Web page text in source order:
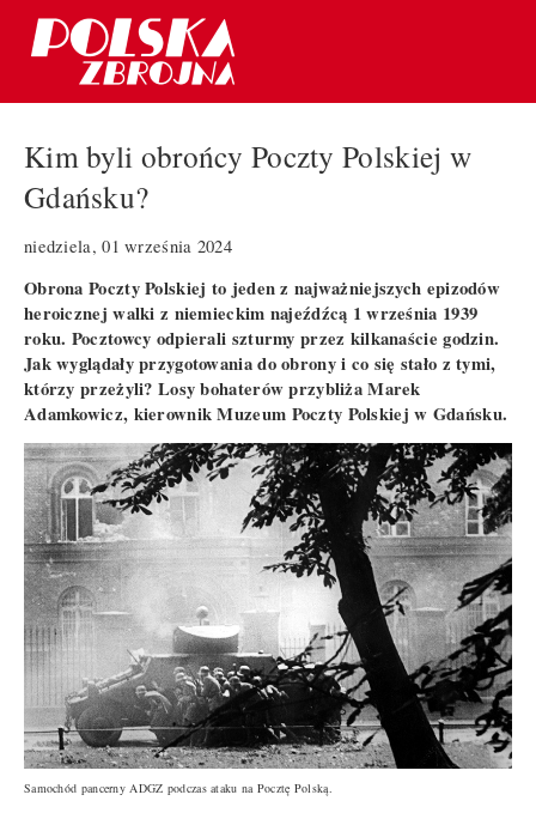
Kim byli obrońcy Poczty Polskiej w
Gdańsku?
niedziela, 01 września 2024
Obrona Poczty Polskiej to jeden z najważniejszych epizodów
heroicznej walki z niemieckim najeźdźcą 1 września 1939
roku. Pocztowcy odpierali szturmy przez kilkanaście godzin.
Jak wyglądały przygotowania do obrony i co się stało z tymi,
którzy przeżyli? Losy bohaterów przybliża Marek
Adamkowicz, kierownik Muzeum Poczty Polskiej w Gdańsku.
Samochód pancerny ADGZ podczas ataku na Pocztę Polską.